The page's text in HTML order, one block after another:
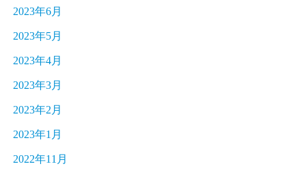
2023年6月
2023年5月
2023年4月
2023年3月
2023年2月
2023年1月
2022年11月